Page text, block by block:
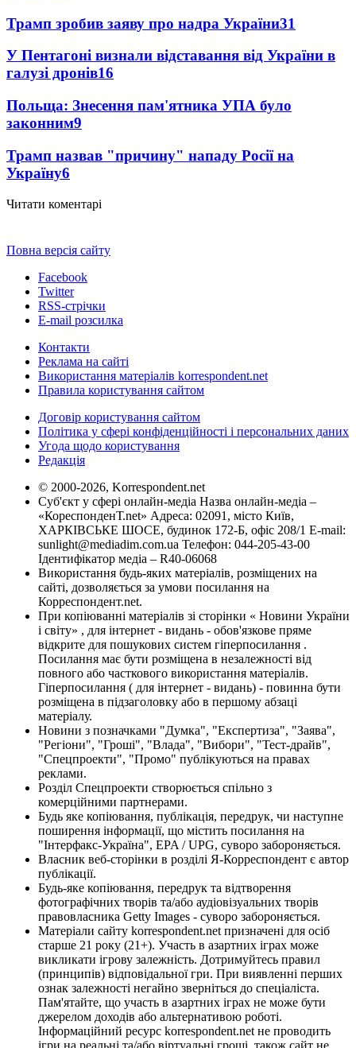
Трамп зробив заяву про надра України31
У Пентагоні визнали відставання від України в
галузі дронів16
Польща: Знесення пам'ятника УПА було
законним9
Трамп назвав "причину" нападу Росії на
Україну6
Читати коментарі
Повна версія сайту
Facebook
Twitter
RSS-стрічки
E-mail розсилка
Контакти
Реклама на сайті
Використання матеріалів korrespondent.net
Правила користування сайтом
Договір користування сайтом
Політика у сфері конфіденційності і персональних даних
Угода щодо користування
Редакція
© 2000-2026, Korrespondent.net
Суб'єкт у сфері онлайн-медіа Назва онлайн-медіа –
«КореспонденТ.net» Адреса: 02091, місто Київ,
ХАРКІВСЬКЕ ШОСЕ, будинок 172-Б, офіс 208/1 E-mail:
sunlight@mediadim.com.ua Телефон: 044-205-43-00
Ідентифікатор медіа – R40-06068
Використання будь-яких матеріалів, розміщених на
сайті, дозволяється за умови посилання на
Корреспондент.net.
При копіюванні матеріалів зі сторінки « Новини України
і світу» , для інтернет - видань - обов'язкове пряме
відкрите для пошукових систем гіперпосилання .
Посилання має бути розміщена в незалежності від
повного або часткового використання матеріалів.
Гіперпосилання ( для інтернет - видань) - повинна бути
розміщена в підзаголовку або в першому абзаці
матеріалу.
Новини з позначками "Думка", "Експертиза", "Заява",
"Регіони", "Гроші", "Влада", "Вибори", "Тест-драйв",
"Спецпроекти", "Промо" публікуються на правах
реклами.
Розділ Спецпроекти створюється спільно з
комерційними партнерами.
Будь яке копіювання, публікація, передрук, чи наступне
поширення інформації, що містить посилання на
"Інтерфакс-Україна", EPA / UPG, суворо забороняється.
Власник веб-сторінки в розділі Я-Корреспондент є автор
публікації.
Будь-яке копіювання, передрук та відтворення
фотографічних творів та/або аудіовізуальних творів
правовласника Getty Images - суворо забороняється.
Матеріали сайту korrespondent.net призначені для осіб
старше 21 року (21+). Участь в азартних іграх може
викликати ігрову залежність. Дотримуйтесь правил
(принципів) відповідальної гри. При виявленні перших
ознак залежності негайно зверніться до спеціаліста.
Пам'ятайте, що участь в азартних іграх не може бути
джерелом доходів або альтернативою роботі.
Інформаційний ресурс korrespondent.net не проводить
ігри на реальні та/або віртуальні гроші, також сайт не